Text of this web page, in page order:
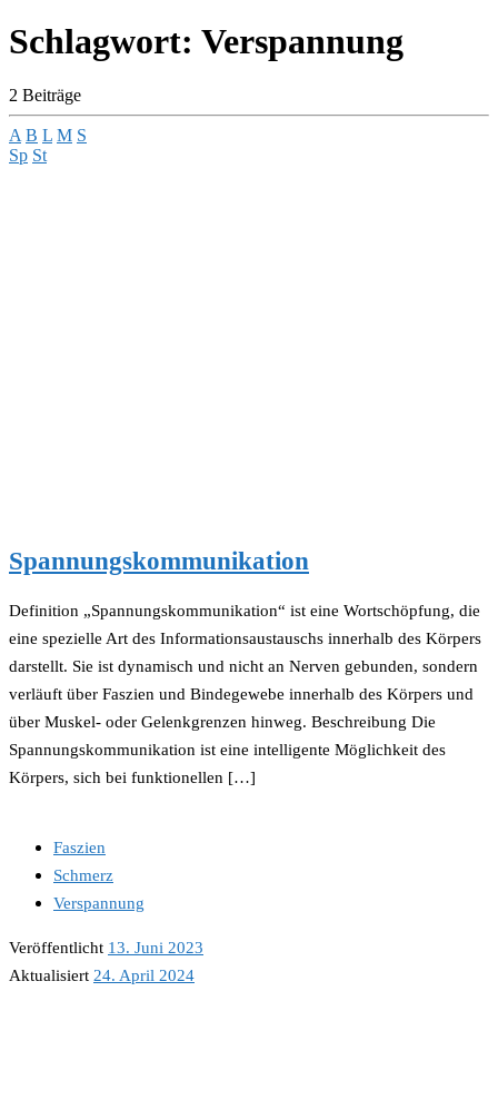
Schlagwort: Verspannung
2 Beiträge
A B L M S
Sp St
Spannungskommunikation
Definition „Spannungskommunikation“ ist eine Wortschöpfung, die
eine spezielle Art des Informationsaustauschs innerhalb des Körpers
darstellt. Sie ist dynamisch und nicht an Nerven gebunden, sondern
verläuft über Faszien und Bindegewebe innerhalb des Körpers und
über Muskel- oder Gelenkgrenzen hinweg. Beschreibung Die
Spannungskommunikation ist eine intelligente Möglichkeit des
Körpers, sich bei funktionellen […]
Faszien
Schmerz
Verspannung
Veröffentlicht 13. Juni 2023
Aktualisiert 24. April 2024